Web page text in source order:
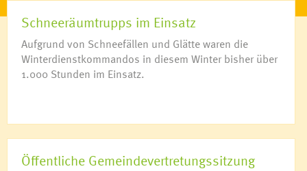
Schneeräumtrupps im Einsatz
Aufgrund von Schneefällen und Glätte waren die
Winterdienstkommandos in diesem Winter bisher über
1.000 Stunden im Einsatz.
Öffentliche Gemeindevertretungssitzung